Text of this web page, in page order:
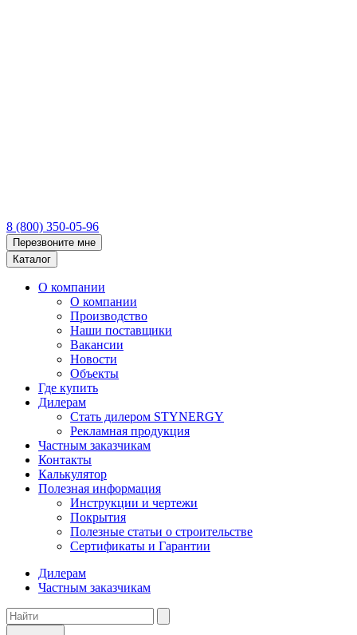
8 (800) 350-05-96
Перезвоните мне
Каталог
О компании
О компании
Производство
Наши поставщики
Вакансии
Новости
Объекты
Где купить
Дилерам
Стать дилером STYNERGY
Рекламная продукция
Частным заказчикам
Контакты
Калькулятор
Полезная информация
Инструкции и чертежи
Покрытия
Полезные статьи о строительстве
Сертификаты и Гарантии
Дилерам
Частным заказчикам